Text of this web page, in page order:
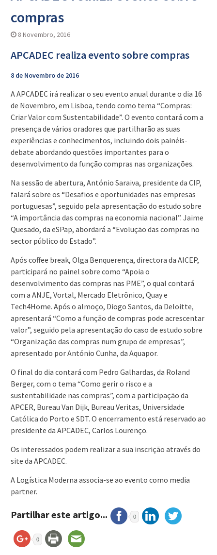
compras
8 Novembro, 2016
APCADEC realiza evento sobre compras
8 de Novembro de 2016
A APCADEC irá realizar o seu evento anual durante o dia 16
de Novembro, em Lisboa, tendo como tema “Compras:
Criar Valor com Sustentabilidade”. O evento contará com a
presença de vários oradores que partilharão as suas
experiências e conhecimentos, incluindo dois painéis-
debate abordando questões importantes para o
desenvolvimento da função compras nas organizações.
Na sessão de abertura, António Saraiva, presidente da CIP,
falará sobre os “Desafios e oportunidades nas empresas
portuguesas”, seguido pela apresentação do estudo sobre
“A importância das compras na economia nacional”. Jaime
Quesado, da eSPap, abordará a “Evolução das compras no
sector público do Estado”.
Após coffee break, Olga Benquerença, directora da AICEP,
participará no painel sobre como “Apoia o
desenvolvimento das compras nas PME”, o qual contará
com a ANJE, Vortal, Mercado Eletrônico, Quay e
Tech4Home. Após o almoço, Diogo Santos, da Deloitte,
apresentará “Como a função de compras pode acrescentar
valor”, seguido pela apresentação do caso de estudo sobre
“Organização das compras num grupo de empresas”,
apresentado por António Cunha, da Aquapor.
O final do dia contará com Pedro Galhardas, da Roland
Berger, com o tema “Como gerir o risco e a
sustentabilidade nas compras”, com a participação da
APCER, Bureau Van Dijk, Bureau Veritas, Universidade
Católica do Porto e SDT. O encerramento está reservado ao
presidente da APCADEC, Carlos Lourenço.
Os interessados podem realizar a sua inscrição através do
site da APCADEC.
A Logística Moderna associa-se ao evento como media
partner.
Partilhar este artigo... 0
0